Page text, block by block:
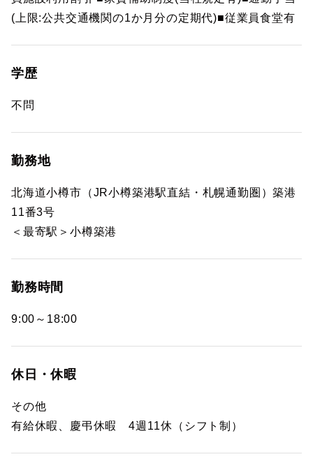
(上限:公共交通機関の1か月分の定期代)■従業員食堂有
学歴
不問
勤務地
北海道小樽市（JR小樽築港駅直結・札幌通勤圏）築港
11番3号
＜最寄駅＞小樽築港
勤務時間
9:00～18:00
休日・休暇
その他
有給休暇、慶弔休暇 4週11休（シフト制）